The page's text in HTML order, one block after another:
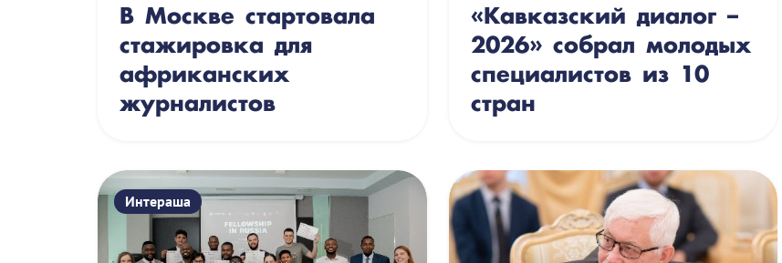
В Москве стартовала
стажировка для
африканских
журналистов
«Кавказский диалог –
2026» собрал молодых
специалистов из 10
стран
Интераша